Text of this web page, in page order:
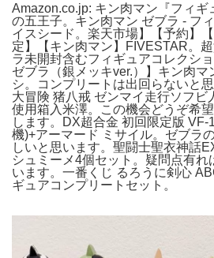
Amazon.co.jp: キン肉マン『フィギ
の五王子。キン肉マン ゼブラ - フ
イスシード。楽天市場】【予約】
定】【キン肉マン】FIVESTAR。
ラ未開封含むフィギュアコレクシ
ゼブラ（銀メッキver.）】キン肉マ
シ。コンプリートは出回らないと
大冒険 猪八戒 ゼンマイ走行ソフビ
使用箱入米澤。この機会どうぞ希
します。DX超合金 初回限定版 VF-
機)+アーマード ミサイル。ゼブラ
しいと思います。聖闘士聖衣神話
シュミーメ4個セット。疑問点有
います。一番くじ るろうに剣心
ギュアコンプリートセット。